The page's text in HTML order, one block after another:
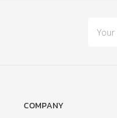
COMPANY